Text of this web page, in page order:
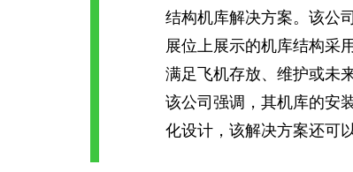
结构机库解决方案。该公
展位上展示的机库结构采
满足飞机存放、维护或未
该公司强调，其机库的安
化设计，该解决方案还可